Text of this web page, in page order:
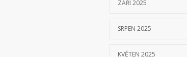
ZÁŘÍ 2025
SRPEN 2025
KVĚTEN 2025